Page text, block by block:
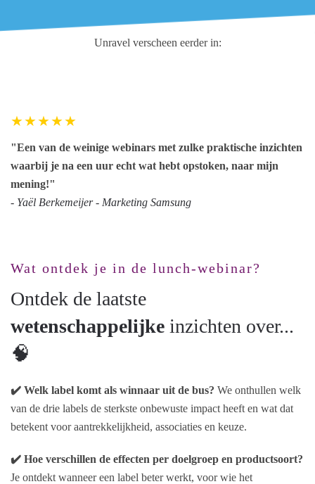
Unravel verscheen eerder in:
"Een van de weinige webinars met zulke praktische inzichten
waarbij je na een uur echt wat hebt opstoken, naar mijn
mening!"
- Yaël Berkemeijer - Marketing Samsung
Wat ontdek je in de lunch-webinar?
Ontdek de laatste
wetenschappelijke inzichten over...
🧠
✔️ Welk label komt als winnaar uit de bus? We onthullen welk
van de drie labels de sterkste onbewuste impact heeft en wat dat
betekent voor aantrekkelijkheid, associaties en keuze.
✔️ Hoe verschillen de effecten per doelgroep en productsoort?
Je ontdekt wanneer een label beter werkt, voor wie het